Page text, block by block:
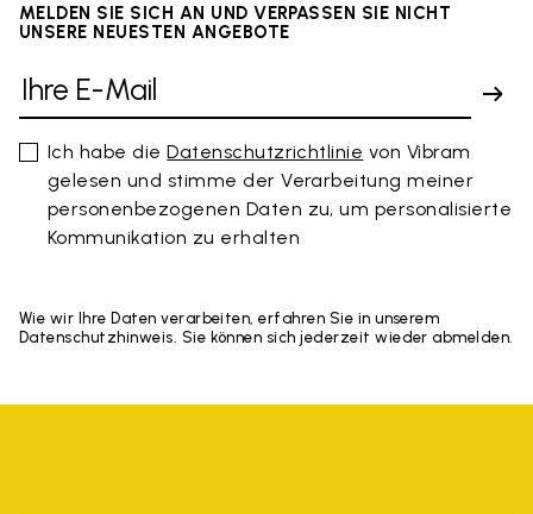
MELDEN SIE SICH AN UND VERPASSEN SIE NICHT
UNSERE NEUESTEN ANGEBOTE
Ich habe dieDatenschutzrichtlinie von Vibram
gelesen und stimme der Verarbeitung meiner
personenbezogenen Daten zu, um personalisierte
Kommunikation zu erhalten
Wie wir Ihre Daten verarbeiten, erfahren Sie in unserem
Datenschutzhinweis. Sie können sich jederzeit wieder abmelden.